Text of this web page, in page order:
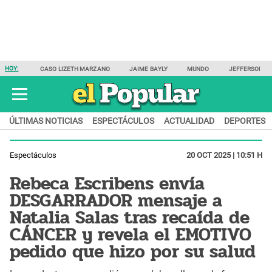
HOY: CASO LIZETH MARZANO JAIME BAYLY MUNDO JEFFERSON
ÚLTIMAS NOTICIAS ESPECTÁCULOS ACTUALIDAD DEPORTES
Espectáculos 20 OCT 2025 | 10:51 H
Rebeca Escribens envía
DESGARRADOR mensaje a
Natalia Salas tras recaída de
CÁNCER y revela el EMOTIVO
pedido que hizo por su salud